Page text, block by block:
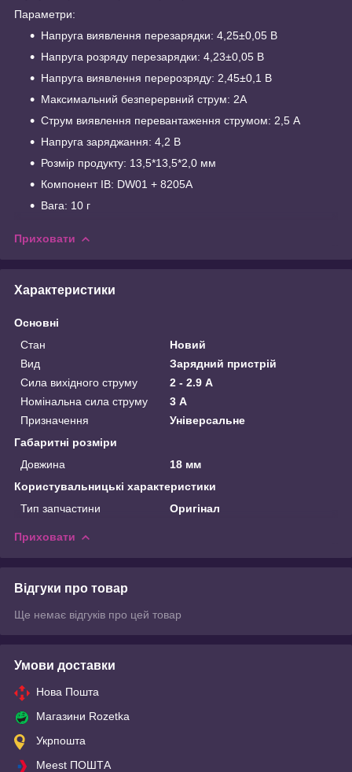
Параметри:
Напруга виявлення перезарядки: 4,25±0,05 В
Напруга розряду перезарядки: 4,23±0,05 В
Напруга виявлення перерозряду: 2,45±0,1 В
Максимальний безперервний струм: 2А
Струм виявлення перевантаження струмом: 2,5 А
Напруга заряджання: 4,2 В
Розмір продукту: 13,5*13,5*2,0 мм
Компонент ІВ: DW01 + 8205A
Вага: 10 г
Приховати
Характеристики
Основні
Стан
Новий
Вид
Зарядний пристрій
Сила вихідного струму
2 - 2.9 А
Номінальна сила струму
3 А
Призначення
Універсальне
Габаритні розміри
Довжина
18 мм
Користувальницькі характеристики
Тип запчастини
Оригінал
Приховати
Відгуки про товар
Ще немає відгуків про цей товар
Умови доставки
Нова Пошта
Магазини Rozetka
Укрпошта
Meest ПОШТА